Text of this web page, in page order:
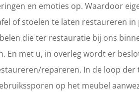
en emoties op. Waardoor
of stoelen te laten restaureren in
die ter restauratie bij ons
En met u, in overleg wordt er
repareren. In de loop der
op het meubel